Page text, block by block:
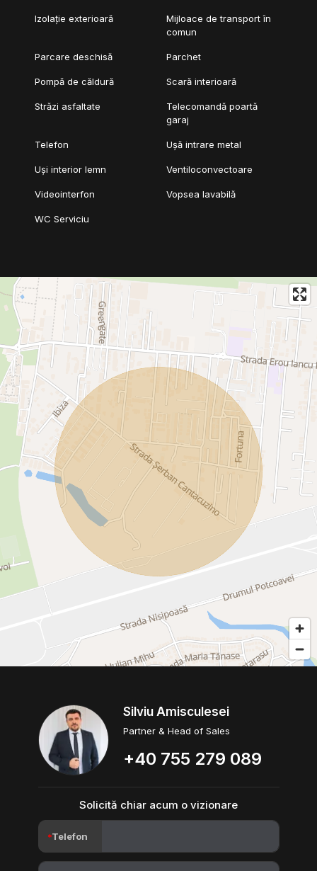
Izolație exterioară
Mijloace de transport în
comun
Parcare deschisă Parchet
Pompă de căldură Scară interioară
Străzi asfaltate
Telecomandă poartă
garaj
Telefon Ușă intrare metal
Uși interior lemn Ventiloconvectoare
Videointerfon Vopsea lavabilă
WC Serviciu
Silviu Amisculesei
Partner & Head of Sales
+40 755 279 089
Solicită chiar acum o vizionare
Telefon